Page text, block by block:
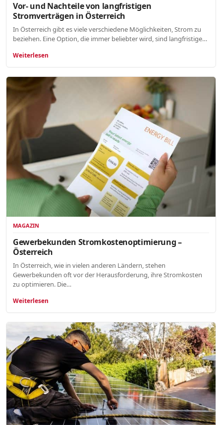
Vor- und Nachteile von langfristigen
Stromverträgen in Österreich
In Österreich gibt es viele verschiedene Möglichkeiten, Strom zu
beziehen. Eine Option, die immer beliebter wird, sind langfristige…
Weiterlesen
MAGAZIN
Gewerbekunden Stromkostenoptimierung –
Österreich
In Österreich, wie in vielen anderen Ländern, stehen
Gewerbekunden oft vor der Herausforderung, ihre Stromkosten
zu optimieren. Die…
Weiterlesen